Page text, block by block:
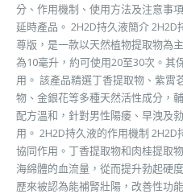
分、作用機制、使用方法及注意事
延時產品。 2H2D持久液簡介
尊版，是一款以天然植物提取物為
為10毫升，約可使用20至30次。其
用。 該產品精選丁香提取物、紫霄
物、金銀花等多種天然活性成分，
配方溫和，針對男性陽痿、早洩及
用。 2H2D持久液的作用機制
協同作用。丁香提取物和肉桂提取
海綿體的血流量，從而提升勃起硬
歷來被認為能補腎壯陽，改善性功